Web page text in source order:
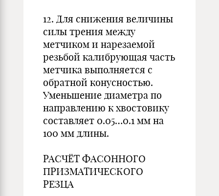
12. Для снижения величины
силы трения между
метчиком и нарезаемой
резьбой калибрующая часть
метчика выполняется с
обратной конусностью.
Уменьшение диаметра по
направлению к хвостовику
составляет 0.05…0.1 мм на
100 мм длины.
РАСЧЁТ ФАСОННОГО
ПРИЗМАТИЧЕСКОГО
РЕЗЦА